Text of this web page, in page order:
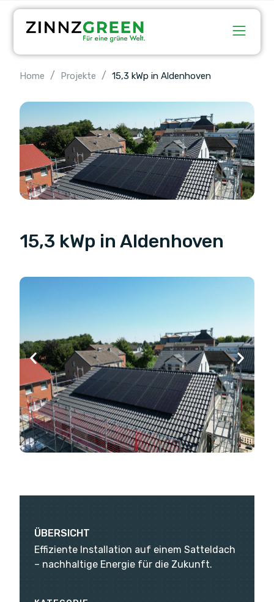
Home / Projekte / 15,3 kWp in Aldenhoven
15,3 kWp in Aldenhoven
ÜBERSICHT
Effiziente Installation auf einem Satteldach
– nachhaltige Energie für die Zukunft.